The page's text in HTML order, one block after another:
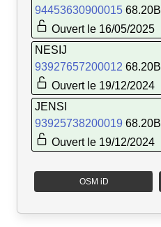
94453630900015 68.20B
Ouvert le 16/05/2025
NESIJ
93927657200012 68.20B
Ouvert le 19/12/2024
JENSI
93925738200019 68.20B
Ouvert le 19/12/2024
OSM iD